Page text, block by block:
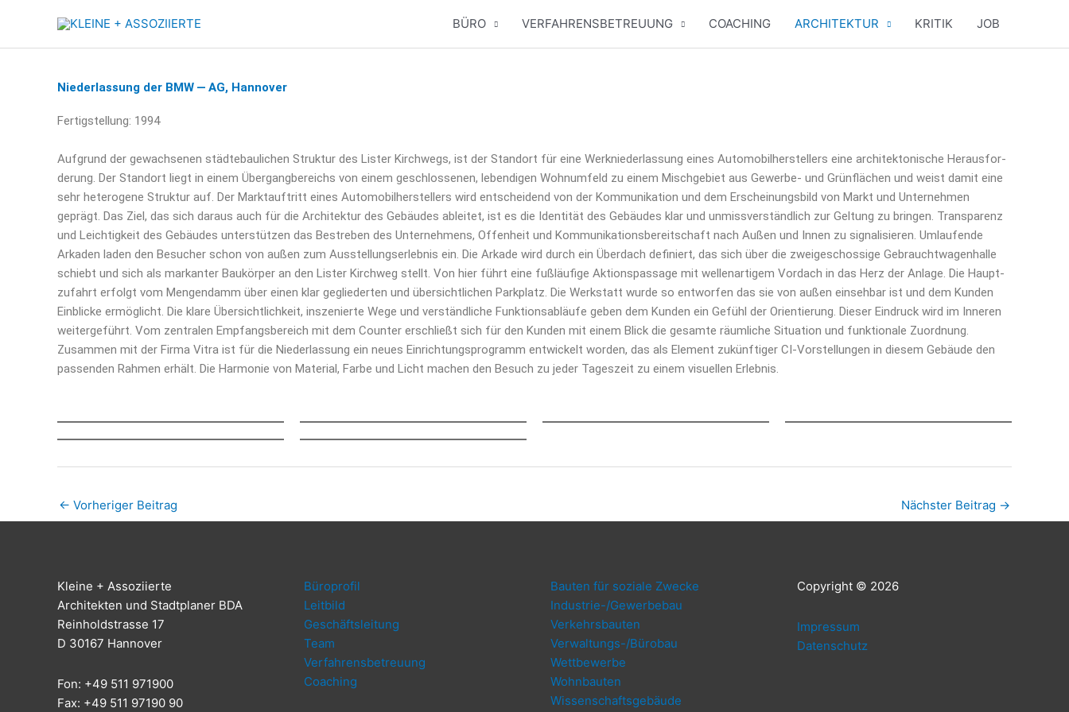
springen
BÜRO VERFAHRENSBETREUUNG COACHING ARCHITEKTUR KRITIK JOB
Niederlassung der BMW — AG, Hannover
Fer­tig­stel­lung: 1994
Auf­grund der gewach­se­nen städ­te­bau­li­chen Struk­tur des Lis­ter Kirch­wegs, ist der Stand­ort für eine Wer­k­nie­der­las­sung eines Auto­mo­bil­her­stel­lers eine archi­tek­to­ni­sche Her­aus­for­
de­rung. Der Stand­ort liegt in einem Über­gang­be­reichs von einem geschlos­se­nen, leben­di­gen Wohn­um­feld zu einem Misch­ge­biet aus Gewer­be- und Grün­flä­chen und weist damit eine
sehr hete­ro­ge­ne Struk­tur auf. Der Markt­auf­tritt eines Auto­mo­bil­her­stel­lers wird ent­schei­dend von der Kom­mu­ni­ka­ti­on und dem Erschei­nungs­bild von Markt und Unter­neh­men
geprägt. Das Ziel, das sich dar­aus auch für die Archi­tek­tur des Gebäu­des ablei­tet, ist es die Iden­ti­tät des Gebäu­des klar und unmiss­ver­ständ­lich zur Gel­tung zu brin­gen. Trans­pa­renz
und Leich­tig­keit des Gebäu­des unter­stüt­zen das Bestre­ben des Unter­neh­mens, Offen­heit und Kom­mu­ni­ka­ti­ons­be­reit­schaft nach Außen und Innen zu signa­li­sie­ren. Umlau­fen­de
Arka­den laden den Besu­cher schon von außen zum Aus­stel­lungs­er­leb­nis ein. Die Arka­de wird durch ein Über­dach defi­niert, das sich über die zwei­ge­schos­si­ge Gebraucht­wa­gen­hal­le
schiebt und sich als mar­kan­ter Bau­kör­per an den Lis­ter Kirch­weg stellt. Von hier führt eine fuß­läu­fi­ge Akti­ons­pas­sa­ge mit wel­len­ar­ti­gem Vor­dach in das Herz der Anla­ge. Die Haupt­
zu­fahrt erfolgt vom Men­gen­damm über einen klar geglie­der­ten und über­sicht­li­chen Park­platz. Die Werk­statt wur­de so ent­wor­fen das sie von außen ein­seh­bar ist und dem Kun­den
Ein­bli­cke ermög­licht. Die kla­re Über­sicht­lich­keit, insze­nier­te Wege und ver­ständ­li­che Funk­ti­ons­ab­läu­fe geben dem Kun­den ein Gefühl der Ori­en­tie­rung. Die­ser Ein­druck wird im Inne­ren
wei­ter­ge­führt. Vom zen­tra­len Emp­fangs­be­reich mit dem Coun­ter erschließt sich für den Kun­den mit einem Blick die gesam­te räum­li­che Situa­ti­on und funk­tio­na­le Zuord­nung.
Zusam­men mit der Fir­ma Vitra ist für die Nie­der­las­sung ein neu­es Ein­rich­tungs­pro­gramm ent­wi­ckelt wor­den, das als Ele­ment zukünf­ti­ger CI-Vor­stel­lun­gen in die­sem Gebäu­de den
pas­sen­den Rah­men erhält. Die Har­mo­nie von Mate­ri­al, Far­be und Licht machen den Besuch zu jeder Tages­zeit zu einem visu­el­len Erlebnis.
← Vorheriger Beitrag Nächster Beitrag →
Klei­ne + Assoziierte
Archi­tek­ten und Stadt­pla­ner BDA
Rein­hold­stras­se 17
D 30167 Hannover
Fon: +49 511 971900
Fax: +49 511 97190 90
Büro­pro­fil
Leit­bild
Geschäfts­lei­tung
Team
Ver­fah­rens­be­treu­ung
Coa­ching
Bau­ten für sozia­le Zwecke
Indus­trie-/Ge­wer­be­bau
Ver­kehrs­bau­ten
Ver­wal­tungs-/Bü­ro­bau
Wett­be­wer­be
Wohn­bau­ten
Wis­sen­schafts­ge­bäu­de
Copy­right © 2026
Impres­sum
Daten­schutz